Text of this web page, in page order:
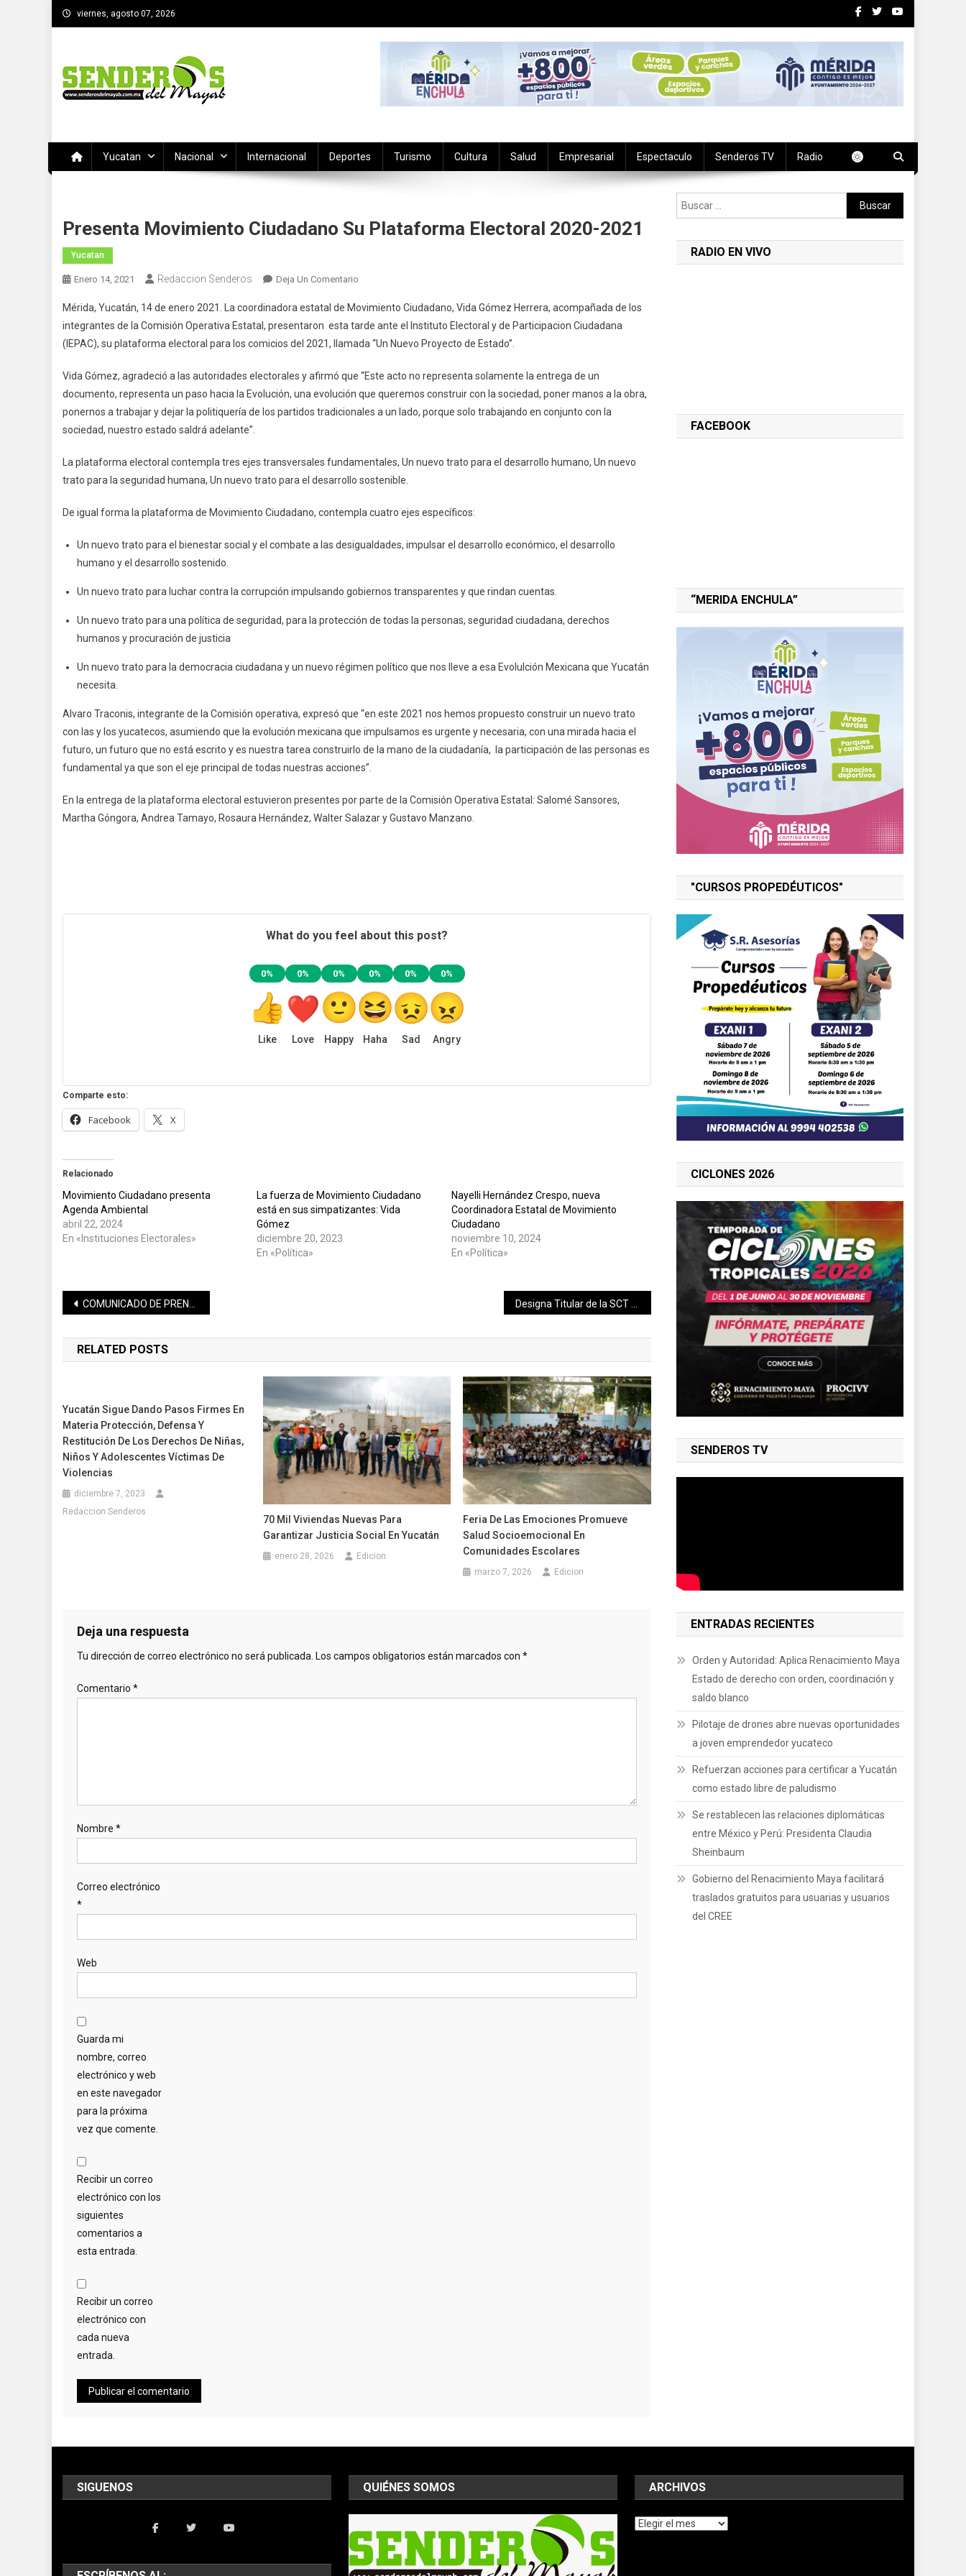
Saltar
al
viernes, agosto 07, 2026
Yucatan Nacional Internacional Deportes Turismo Cultura Salud Empresarial Espectaculo Senderos TV Radio
Presenta Movimiento Ciudadano Su Plataforma Electoral 2020-2021
Yucatan
Enero 14, 2021 Redaccion Senderos Deja Un Comentario
Movimiento
Ciudadano
Su
Electoral
2020-
2021
Mérida, Yucatán, 14 de enero 2021. La coordinadora estatal de Movimiento Ciudadano, Vida Gómez Herrera, acompañada de los
integrantes de la Comisión Operativa Estatal, presentaron esta tarde ante el Instituto Electoral y de Participacion Ciudadana
(IEPAC), su plataforma electoral para los comicios del 2021, llamada “Un Nuevo Proyecto de Estado”.
Vida Gómez, agradeció a las autoridades electorales y afirmó que “Este acto no representa solamente la entrega de un
documento, representa un paso hacia la Evolución, una evolución que queremos construir con la sociedad, poner manos a la obra,
ponernos a trabajar y dejar la politiquería de los partidos tradicionales a un lado, porque solo trabajando en conjunto con la
sociedad, nuestro estado saldrá adelante”.
La plataforma electoral contempla tres ejes transversales fundamentales, Un nuevo trato para el desarrollo humano, Un nuevo
trato para la seguridad humana, Un nuevo trato para el desarrollo sostenible.
De igual forma la plataforma de Movimiento Ciudadano, contempla cuatro ejes específicos:
Un nuevo trato para el bienestar social y el combate a las desigualdades, impulsar el desarrollo económico, el desarrollo
humano y el desarrollo sostenido.
Un nuevo trato para luchar contra la corrupción impulsando gobiernos transparentes y que rindan cuentas.
Un nuevo trato para una política de seguridad, para la protección de todas la personas, seguridad ciudadana, derechos
humanos y procuración de justicia
Un nuevo trato para la democracia ciudadana y un nuevo régimen político que nos lleve a esa Evolulción Mexicana que Yucatán
necesita.
Alvaro Traconis, integrante de la Comisión operativa, expresó que “en este 2021 nos hemos propuesto construir un nuevo trato
con las y los yucatecos, asumiendo que la evolución mexicana que impulsamos es urgente y necesaria, con una mirada hacia el
futuro, un futuro que no está escrito y es nuestra tarea construirlo de la mano de la ciudadanía, la participación de las personas es
fundamental ya que son el eje principal de todas nuestras acciones”.
En la entrega de la plataforma electoral estuvieron presentes por parte de la Comisión Operativa Estatal: Salomé Sansores,
Martha Góngora, Andrea Tamayo, Rosaura Hernández, Walter Salazar y Gustavo Manzano.
What do you feel about this post?
0%
Like
0%
Love
0%
Happy
0%
Haha
0%
Sad
0%
Angry
Comparte esto:
Facebook X
Relacionado
Movimiento Ciudadano presenta
Agenda Ambiental
abril 22, 2024
En «Instituciones Electorales»
La fuerza de Movimiento Ciudadano
está en sus simpatizantes: Vida
Gómez
diciembre 20, 2023
En «Política»
Nayelli Hernández Crespo, nueva
Coordinadora Estatal de Movimiento
Ciudadano
noviembre 10, 2024
En «Política»
Navegación
de
entradas
COMUNICADO DE PRENSA DE LA SECRETARÍA DE SALUD DE YUCATÁN
RELATED POSTS
Yucatán Sigue Dando Pasos Firmes En
Materia Protección, Defensa Y
Restitución De Los Derechos De Niñas,
Niños Y Adolescentes Víctimas De
Violencias
diciembre 7, 2023
Redaccion Senderos
70 Mil Viviendas Nuevas Para
Garantizar Justicia Social En Yucatán
enero 28, 2026 Edicion
Feria De Las Emociones Promueve
Salud Socioemocional En
Comunidades Escolares
marzo 7, 2026 Edicion
Deja una respuesta
Tu dirección de correo electrónico no será publicada. Los campos obligatorios están marcados con *
Comentario *
Nombre *
Correo electrónico
*
Web
Guarda mi
nombre, correo
electrónico y web
en este navegador
para la próxima
vez que comente.
Recibir un correo
electrónico con los
siguientes
comentarios a
esta entrada.
Recibir un correo
electrónico con
cada nueva
entrada.
Buscar:
RADIO EN VIVO
FACEBOOK
“MERIDA ENCHULA”
"CURSOS PROPEDÉUTICOS"
CICLONES 2026
SENDEROS TV
ENTRADAS RECIENTES
Orden y Autoridad: Aplica Renacimiento Maya
Estado de derecho con orden, coordinación y
saldo blanco
Pilotaje de drones abre nuevas oportunidades
a joven emprendedor yucateco
Refuerzan acciones para certificar a Yucatán
como estado libre de paludismo
Se restablecen las relaciones diplomáticas
entre México y Perú: Presidenta Claudia
Sheinbaum
Gobierno del Renacimiento Maya facilitará
traslados gratuitos para usuarias y usuarios
del CREE
SIGUENOS QUIÉNES SOMOS ARCHIVOS
Archivos